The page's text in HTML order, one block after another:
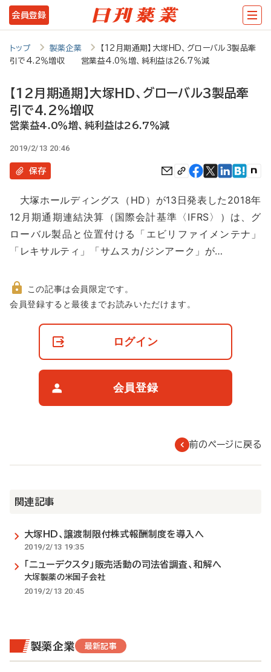
メ
イ
テ
ツ
に
会員登録
トップ 製薬企業
【12月期通期】大塚HD、グローバル3製品牽
引で4.2％増収 営業益4.0％増、純利益は26.7％減
【12月期通期】大塚HD、グローバル3製品牽
引で4.2％増収
営業益4.0％増、純利益は26.7％減
2019/2/13 20:46
保存
大塚ホールディングス（HD）が13日発表した2018年
12月期通期連結決算（国際会計基準〈IFRS〉）は、グ
ローバル製品と位置付ける「エビリファイメンテナ」
「レキサルティ」「サムスカ/ジンアーク」が…
非
この記事は会員限定です。
会員登録すると最後までお読みいただけます。
ログイン
会員登録
前のページに戻る
関連記事
大塚HD、譲渡制限付株式報酬制度を導入へ
2019/2/13 19:35
「ニューデクスタ」販売活動の司法省調査、和解へ
大塚製薬の米国子会社
2019/2/13 20:45
製薬企業 最新記事